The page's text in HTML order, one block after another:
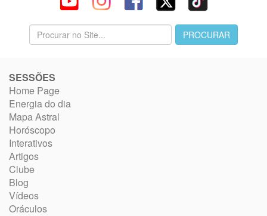
SESSÕES
Home Page
Energia do dia
Mapa Astral
Horóscopo
Interativos
Artigos
Clube
Blog
Vídeos
Oráculos